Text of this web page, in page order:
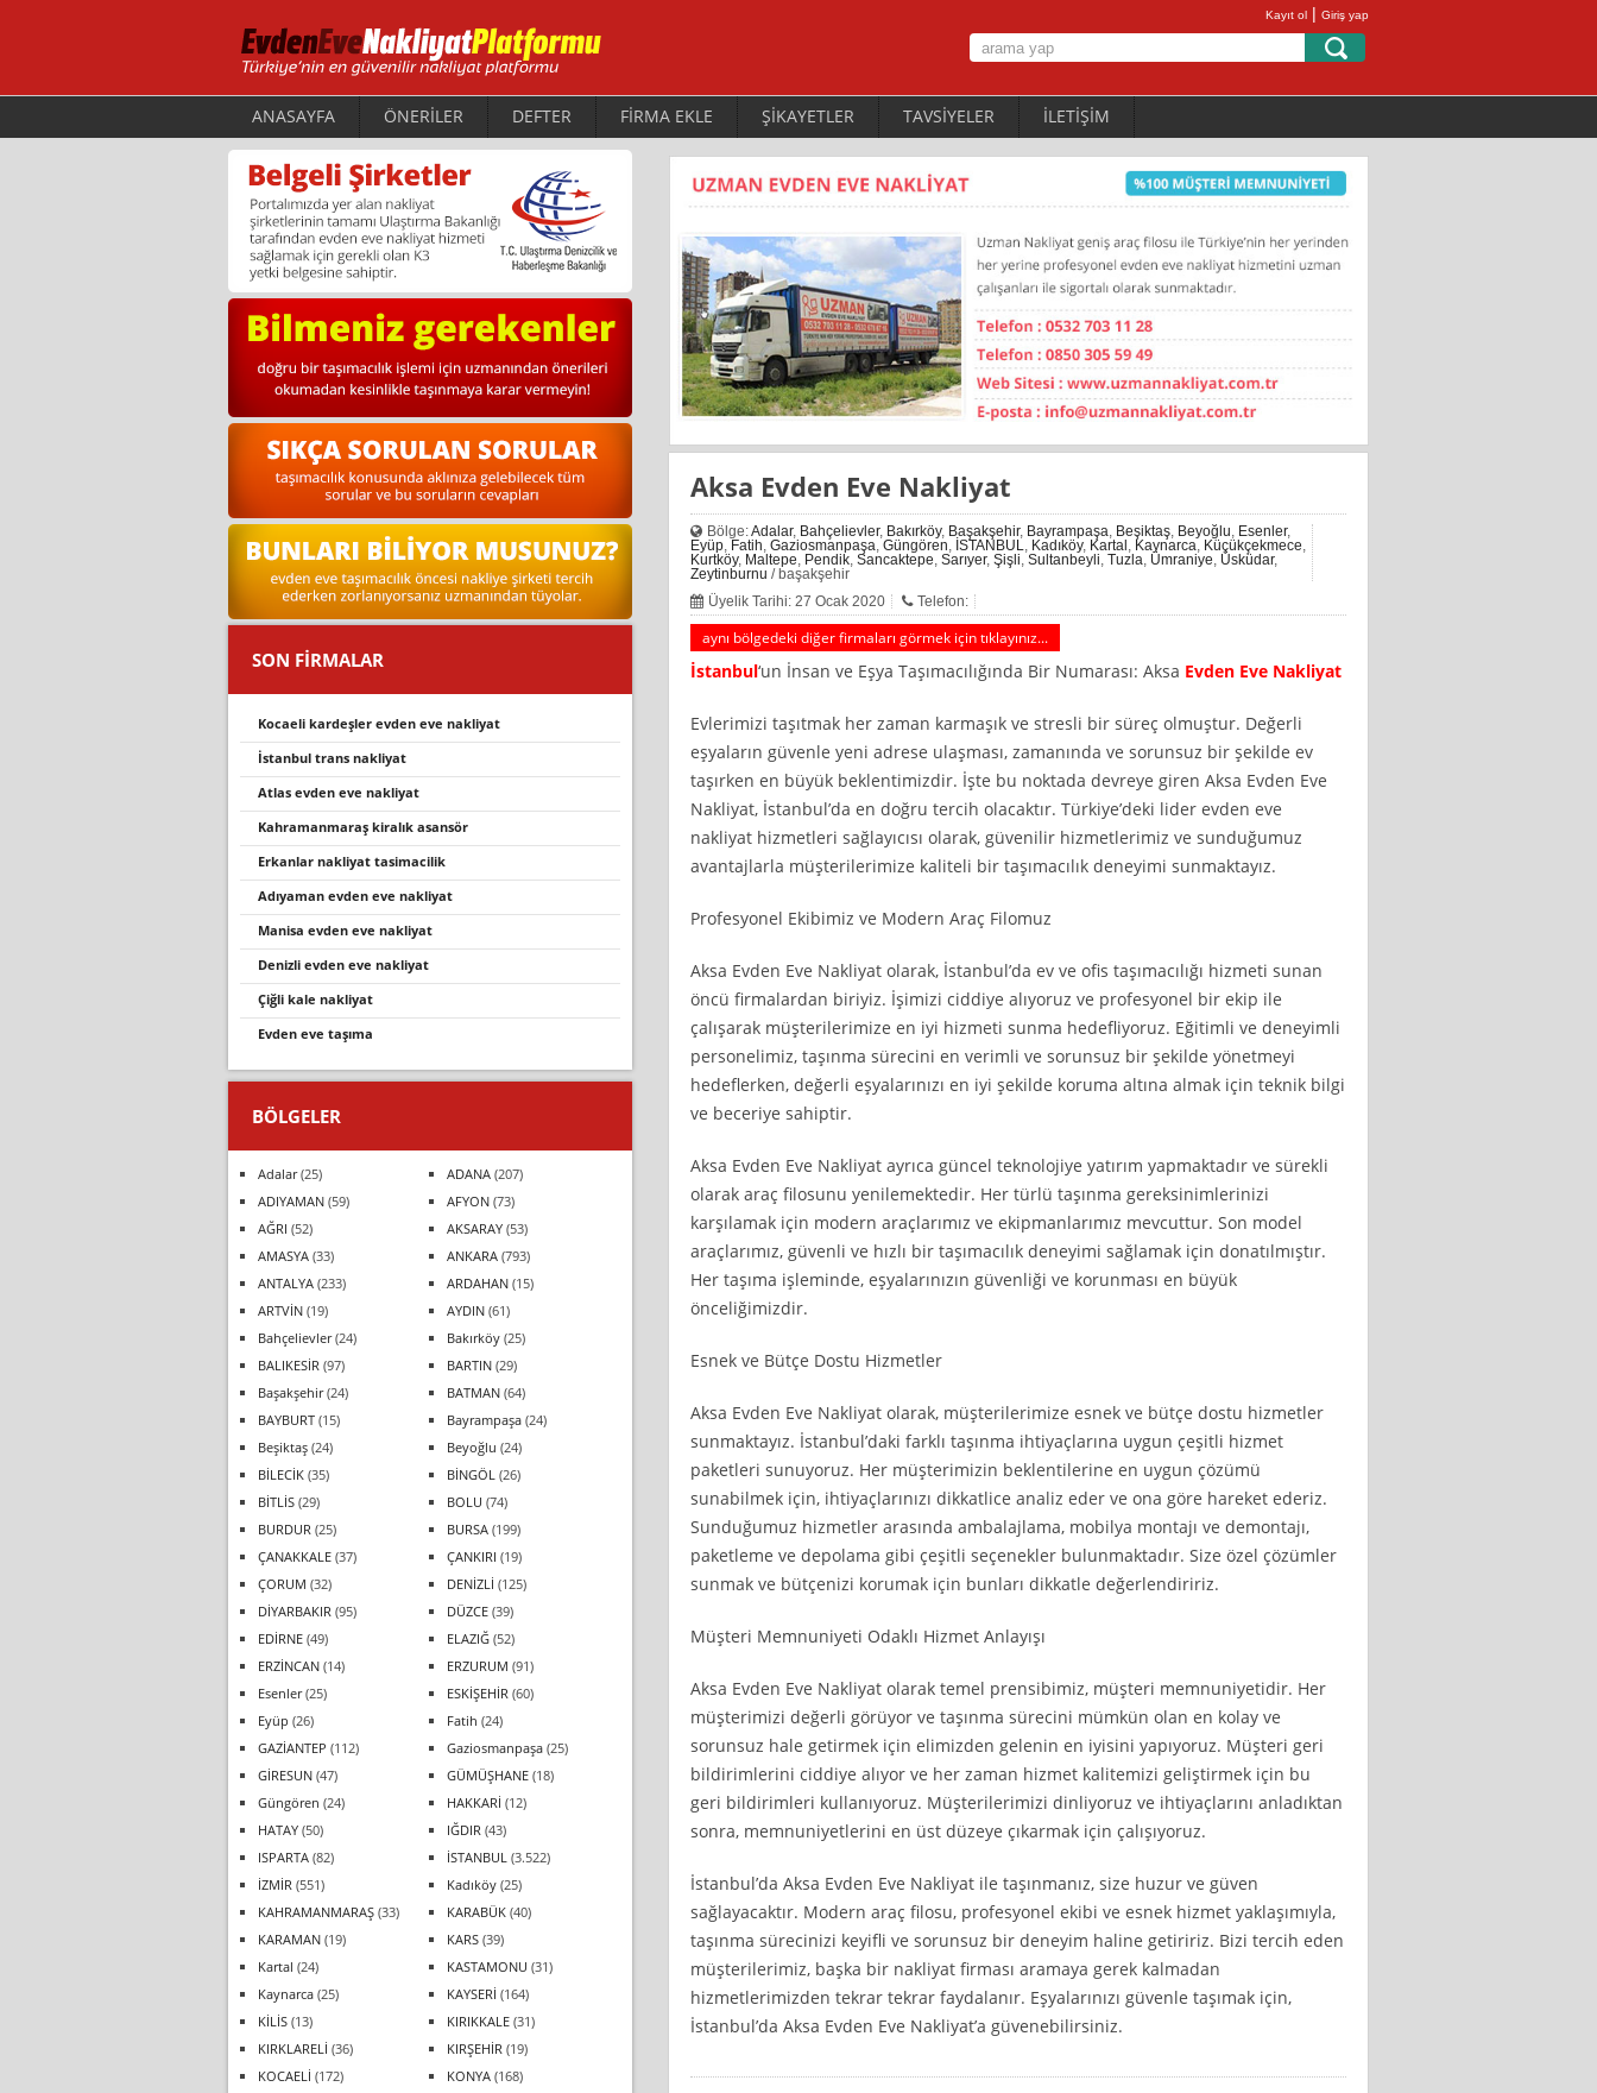
Kayıt ol | Giriş yap
ANASAYFA ÖNERİLER DEFTER FİRMA EKLE ŞİKAYETLER TAVSİYELER İLETİŞİM
Aksa Evden Eve Nakliyat
Bölge:Adalar, Bahçelievler, Bakırköy, Başakşehir, Bayrampaşa, Beşiktaş, Beyoğlu, Esenler,
Eyüp, Fatih, Gaziosmanpaşa, Güngören, İSTANBUL, Kadıköy, Kartal , Kaynarca, Küçükçekmece,
Kurtköy, Maltepe, Pendik, Sancaktepe, Sarıyer, Şişli, Sultanbeyli, Tuzla, Ümraniye, Üsküdar,
Zeytinburnu / başakşehir
Üyelik Tarihi: 27 Ocak 2020
Telefon:
aynı bölgedeki diğer firmaları görmek için tıklayınız...
İstanbul‘un İnsan ve Eşya Taşımacılığında Bir Numarası: Aksa Evden Eve Nakliyat
Evlerimizi taşıtmak her zaman karmaşık ve stresli bir süreç olmuştur. Değerli
eşyaların güvenle yeni adrese ulaşması, zamanında ve sorunsuz bir şekilde ev
taşırken en büyük beklentimizdir. İşte bu noktada devreye giren Aksa Evden Eve
Nakliyat, İstanbul’da en doğru tercih olacaktır. Türkiye’deki lider evden eve
nakliyat hizmetleri sağlayıcısı olarak, güvenilir hizmetlerimiz ve sunduğumuz
avantajlarla müşterilerimize kaliteli bir taşımacılık deneyimi sunmaktayız.
Profesyonel Ekibimiz ve Modern Araç Filomuz
Aksa Evden Eve Nakliyat olarak, İstanbul’da ev ve ofis taşımacılığı hizmeti sunan
öncü firmalardan biriyiz. İşimizi ciddiye alıyoruz ve profesyonel bir ekip ile
çalışarak müşterilerimize en iyi hizmeti sunma hedefliyoruz. Eğitimli ve deneyimli
personelimiz, taşınma sürecini en verimli ve sorunsuz bir şekilde yönetmeyi
hedeflerken, değerli eşyalarınızı en iyi şekilde koruma altına almak için teknik bilgi
ve beceriye sahiptir.
Aksa Evden Eve Nakliyat ayrıca güncel teknolojiye yatırım yapmaktadır ve sürekli
olarak araç filosunu yenilemektedir. Her türlü taşınma gereksinimlerinizi
karşılamak için modern araçlarımız ve ekipmanlarımız mevcuttur. Son model
araçlarımız, güvenli ve hızlı bir taşımacılık deneyimi sağlamak için donatılmıştır.
Her taşıma işleminde, eşyalarınızın güvenliği ve korunması en büyük
önceliğimizdir.
Esnek ve Bütçe Dostu Hizmetler
Aksa Evden Eve Nakliyat olarak, müşterilerimize esnek ve bütçe dostu hizmetler
sunmaktayız. İstanbul’daki farklı taşınma ihtiyaçlarına uygun çeşitli hizmet
paketleri sunuyoruz. Her müşterimizin beklentilerine en uygun çözümü
sunabilmek için, ihtiyaçlarınızı dikkatlice analiz eder ve ona göre hareket ederiz.
Sunduğumuz hizmetler arasında ambalajlama, mobilya montajı ve demontajı,
paketleme ve depolama gibi çeşitli seçenekler bulunmaktadır. Size özel çözümler
sunmak ve bütçenizi korumak için bunları dikkatle değerlendiririz.
Müşteri Memnuniyeti Odaklı Hizmet Anlayışı
Aksa Evden Eve Nakliyat olarak temel prensibimiz, müşteri memnuniyetidir. Her
müşterimizi değerli görüyor ve taşınma sürecini mümkün olan en kolay ve
sorunsuz hale getirmek için elimizden gelenin en iyisini yapıyoruz. Müşteri geri
bildirimlerini ciddiye alıyor ve her zaman hizmet kalitemizi geliştirmek için bu
geri bildirimleri kullanıyoruz. Müşterilerimizi dinliyoruz ve ihtiyaçlarını anladıktan
sonra, memnuniyetlerini en üst düzeye çıkarmak için çalışıyoruz.
İstanbul’da Aksa Evden Eve Nakliyat ile taşınmanız, size huzur ve güven
sağlayacaktır. Modern araç filosu, profesyonel ekibi ve esnek hizmet yaklaşımıyla,
taşınma sürecinizi keyifli ve sorunsuz bir deneyim haline getiririz. Bizi tercih eden
müşterilerimiz, başka bir nakliyat firması aramaya gerek kalmadan
hizmetlerimizden tekrar tekrar faydalanır. Eşyalarınızı güvenle taşımak için,
İstanbul’da Aksa Evden Eve Nakliyat’a güvenebilirsiniz.
SON FİRMALAR
kocaeli kardeşler evden eve nakliyat
i̇stanbul trans nakliyat
atlas evden eve nakliyat
kahramanmaraş kiralık asansör
erkanlar nakliyat tasimacilik
adıyaman evden eve nakliyat
mani̇sa evden eve nakli̇yat
denizli evden eve nakliyat
çiğli kale nakliyat
evden eve taşima
BÖLGELER
Adalar(25) ADANA (207)
ADIYAMAN (59) AFYON (73)
AĞRI (52) AKSARAY (53)
AMASYA (33) ANKARA (793)
ANTALYA (233) ARDAHAN (15)
ARTVİN (19) AYDIN (61)
Bahçelievler(24) Bakırköy (25)
BALIKESİR (97) BARTIN (29)
Başakşehir(24) BATMAN (64)
BAYBURT (15) Bayrampaşa (24)
Beşiktaş (24) Beyoğlu (24)
BİLECİK (35) BİNGÖL (26)
BİTLİS (29) BOLU (74)
BURDUR (25) BURSA (199)
ÇANAKKALE (37) ÇANKIRI (19)
ÇORUM (32) DENİZLİ (125)
DİYARBAKIR (95) DÜZCE (39)
EDİRNE (49) ELAZIĞ (52)
ERZİNCAN (14) ERZURUM (91)
Esenler(25) ESKİŞEHİR (60)
Eyüp (26) Fatih (24)
GAZİANTEP (112) Gaziosmanpaşa (25)
GİRESUN (47) GÜMÜŞHANE (18)
Güngören (24) HAKKARİ (12)
HATAY (50) IĞDIR (43)
ISPARTA (82) İSTANBUL (3.522)
İZMİR (551) Kadıköy (25)
KAHRAMANMARAŞ (33) KARABÜK (40)
KARAMAN (19) KARS (39)
Kartal (24) KASTAMONU (31)
Kaynarca (25) KAYSERİ (164)
KİLİS (13) KIRIKKALE (31)
KIRKLARELİ (36) KIRŞEHİR (19)
KOCAELİ (172) KONYA (168)